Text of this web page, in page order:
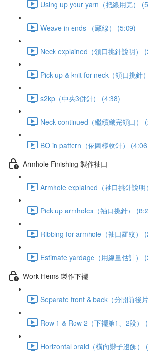
Using up your yarn（把線用完）
Weave in ends （藏線） (5:09)
Neck explained（領口挑針說明）
Pick up & knit for neck（領口挑針
s2kp（中央3併針） (4:38)
Neck continued（繼續織完領口）
BO in pattern（依圖樣收針）
Armhole Finishing 製作袖口
Armhole explained（袖口挑針說明
Pick up armholes（袖口挑針）
Ribbing for armhole（袖口羅紋）
Estimate yardage（用線量估計）
Work Hems 製作下襬
Separate front & back（分開前後
Row 1 & Row 2（下襬第1、2段）
Horizontal braid（橫向辮子邊飾）